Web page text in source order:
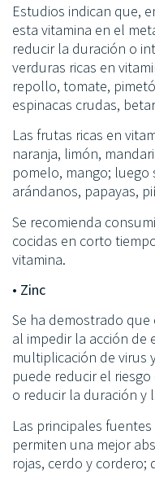
Estudios indican que,
esta vitamina en el
reducir la duración o
verduras ricas en
repollo, tomate,
espinacas crudas,
Las frutas ricas en
naranja, limón,
pomelo, mango; luego
arándanos, papayas,
Se recomienda
cocidas en corto
vitamina.
• Zinc
Se ha demostrado
al impedir la acción de
multiplicación de virus
puede reducir el
o reducir la duración y
Las principales
permiten una mejor
rojas, cerdo y cordero;